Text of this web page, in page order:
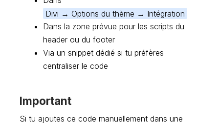
Divi → Options du thème → Intégration
Dans la zone prévue pour les scripts du
header ou du footer
Via un snippet dédié si tu préfères
centraliser le code
Important
Si tu ajoutes ce code manuellement dans une